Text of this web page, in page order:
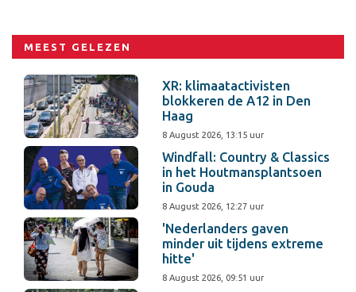
MEEST GELEZEN
XR: klimaatactivisten
blokkeren de A12 in Den
Haag
8 August 2026, 13:15 uur
Windfall: Country & Classics
in het Houtmansplantsoen
in Gouda
8 August 2026, 12:27 uur
'Nederlanders gaven
minder uit tijdens extreme
hitte'
8 August 2026, 09:51 uur